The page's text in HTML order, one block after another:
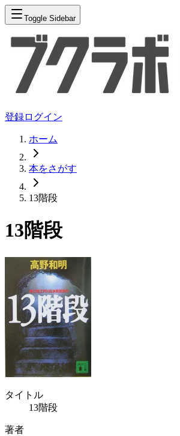
Toggle Sidebar
登録ログイン
ホーム
本をさがす
13階段
13階段
タイトル
13階段
著者